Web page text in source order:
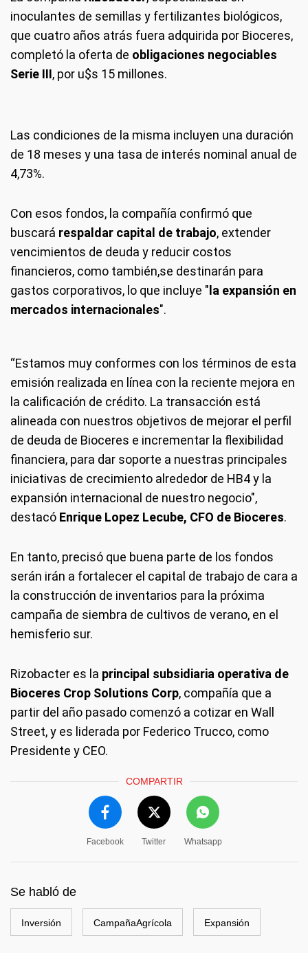
inoculantes de semillas y fertilizantes biológicos,
que cuatro años atrás fuera adquirida por Bioceres,
completó la oferta de obligaciones negociables
Serie III, por u$s 15 millones.
Las condiciones de la misma incluyen una duración
de 18 meses y una tasa de interés nominal anual de
4,73%.
Con esos fondos, la compañía confirmó que
buscará respaldar capital de trabajo, extender
vencimientos de deuda y reducir costos
financieros, como también,se destinarán para
gastos corporativos, lo que incluye " la expansión en
mercados internacionales".
“Estamos muy conformes con los términos de esta
emisión realizada en línea con la reciente mejora en
la calificación de crédito. La transacción está
alineada con nuestros objetivos de mejorar el perfil
de deuda de Bioceres e incrementar la flexibilidad
financiera, para dar soporte a nuestras principales
iniciativas de crecimiento alrededor de HB4 y la
expansión internacional de nuestro negocio",
destacó Enrique Lopez Lecube, CFO de Bioceres.
En tanto, precisó que buena parte de los fondos
serán irán a fortalecer el capital de trabajo de cara a
la construcción de inventarios para la próxima
campaña de siembra de cultivos de verano, en el
hemisferio sur.
Rizobacter es la principal subsidiaria operativa de
Bioceres Crop Solutions Corp, compañía que a
partir del año pasado comenzó a cotizar en Wall
Street, y es liderada por Federico Trucco, como
Presidente y CEO.
COMPARTIR
Facebook Twitter Whatsapp
Se habló de
Inversión CampañaAgrícola Expansión